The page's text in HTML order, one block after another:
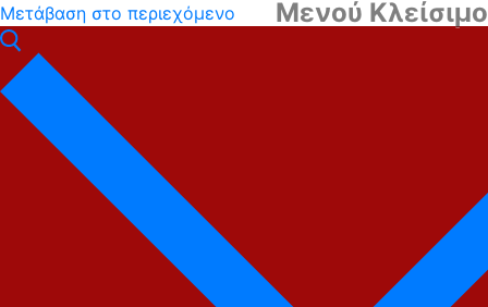
Μετάβαση στο περιεχόμενο Μενού Κλείσιμο